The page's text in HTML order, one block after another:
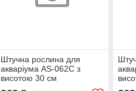
Штучна рослина для
акваріума AS-062C з
висотою 30 см